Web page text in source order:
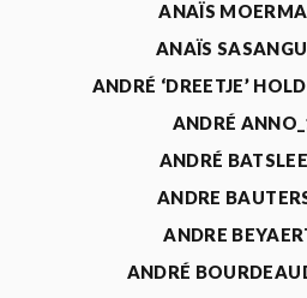
ANAÏS
ANAÏS
ANDRÉ ‘DREETJE’
ANDRÉ
ANDRÉ
ANDRE
ANDRE
ANDRÉ